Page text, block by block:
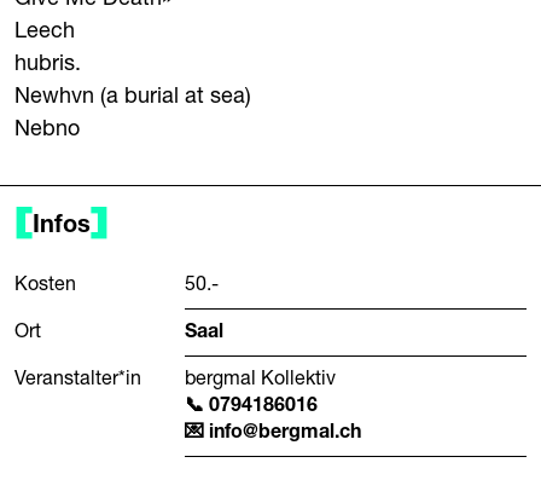
Leech
hubris.
Newhvn (a burial at sea)
Nebno
Infos
Kosten 50.-
Ort Saal
Veranstalter*in
bergmal Kollektiv
0794186016
info@bergmal.ch